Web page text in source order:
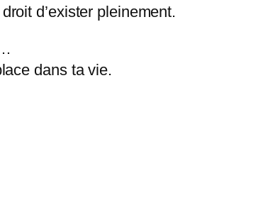
d’exister pleinement.
dans ta vie.